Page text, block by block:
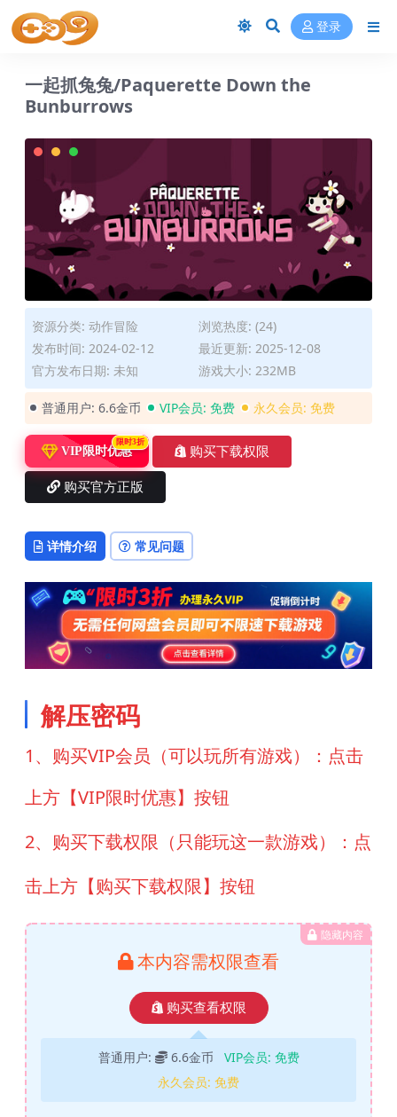
登录
一起抓兔兔/Paquerette Down the
Bunburrows
资源分类: 动作冒险
浏览热度: (24)
发布时间: 2024-02-12
最近更新: 2025-12-08
官方发布日期: 未知
游戏大小: 232MB
普通用户: 6.6金币 VIP会员: 免费 永久会员: 免费
VIP限时优惠
限时3折
购买下载权限
购买官方正版
详情介绍 常见问题
解压密码
1、购买VIP会员（可以玩所有游戏）：点击
上方【VIP限时优惠】按钮
2、购买下载权限（只能玩这一款游戏）：点
击上方【购买下载权限】按钮
隐藏内容
本内容需权限查看
购买查看权限
普通用户: 6.6金币 VIP会员: 免费
永久会员: 免费